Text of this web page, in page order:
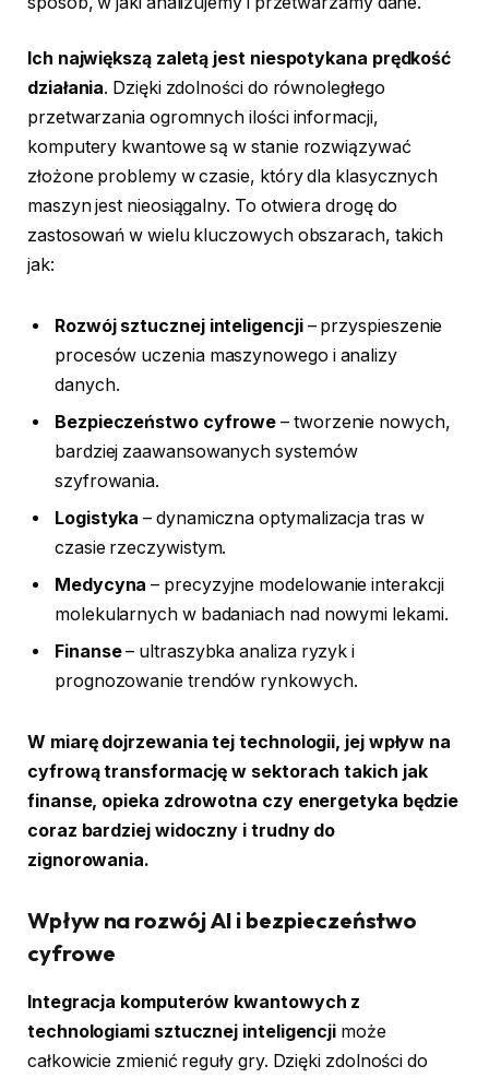
Ich największą zaletą jest niespotykana prędkość
działania. Dzięki zdolności do równoległego
przetwarzania ogromnych ilości informacji,
komputery kwantowe są w stanie rozwiązywać
złożone problemy w czasie, który dla klasycznych
maszyn jest nieosiągalny. To otwiera drogę do
zastosowań w wielu kluczowych obszarach, takich
jak:
Rozwój sztucznej inteligencji– przyspieszenie
procesów uczenia maszynowego i analizy
danych.
Bezpieczeństwo cyfrowe – tworzenie nowych,
bardziej zaawansowanych systemów
szyfrowania.
Logistyka – dynamiczna optymalizacja tras w
czasie rzeczywistym.
Medycyna – precyzyjne modelowanie interakcji
molekularnych w badaniach nad nowymi lekami.
Finanse– ultraszybka analiza ryzyk i
prognozowanie trendów rynkowych.
W miarę dojrzewania tej technologii, jej wpływ na
cyfrową transformację w sektorach takich jak
finanse, opieka zdrowotna czy energetyka będzie
coraz bardziej widoczny i trudny do
zignorowania.
Wpływ na rozwój AI i bezpieczeństwo
cyfrowe
Integracja komputerów kwantowych z
technologiami sztucznej inteligencji może
całkowicie zmienić reguły gry. Dzięki zdolności do